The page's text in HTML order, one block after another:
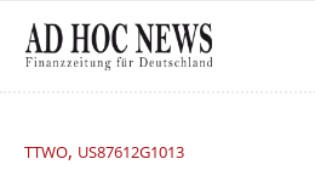
TTWO, US87612G1013